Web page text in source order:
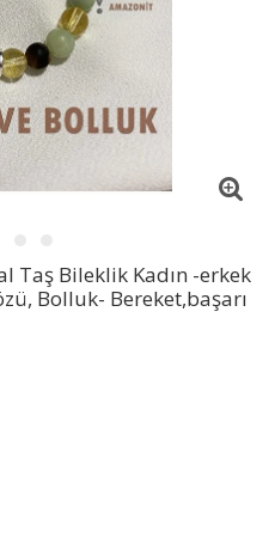
Taş Bileklik Kadın -erkek
Bolluk- Bereket,başarı